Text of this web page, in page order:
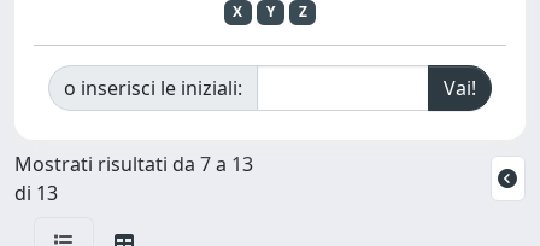
X
Y Z
o inserisci le iniziali:
Mostrati risultati da 7 a 13
di 13